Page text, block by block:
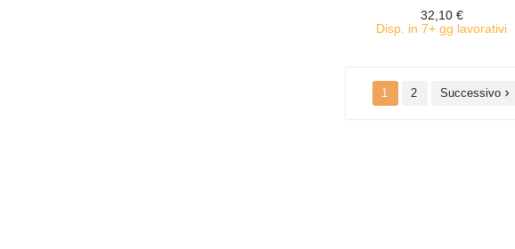
32,10 €
Disp. in 7+ gg lavorativi
1 2 Successivo 